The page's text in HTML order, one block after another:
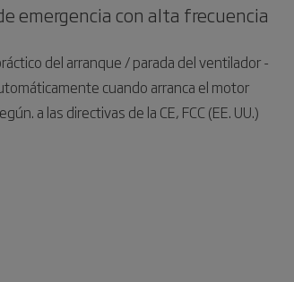
emergencia con alta frecuencia
del arranque / parada del ventilador -
cuando arranca el motor
a las directivas de la CE, FCC (EE. UU.)